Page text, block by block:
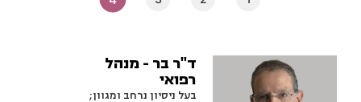
ד"ר בר - מנהל
רפואי
בעל ניסיון נרחב ומגוון;